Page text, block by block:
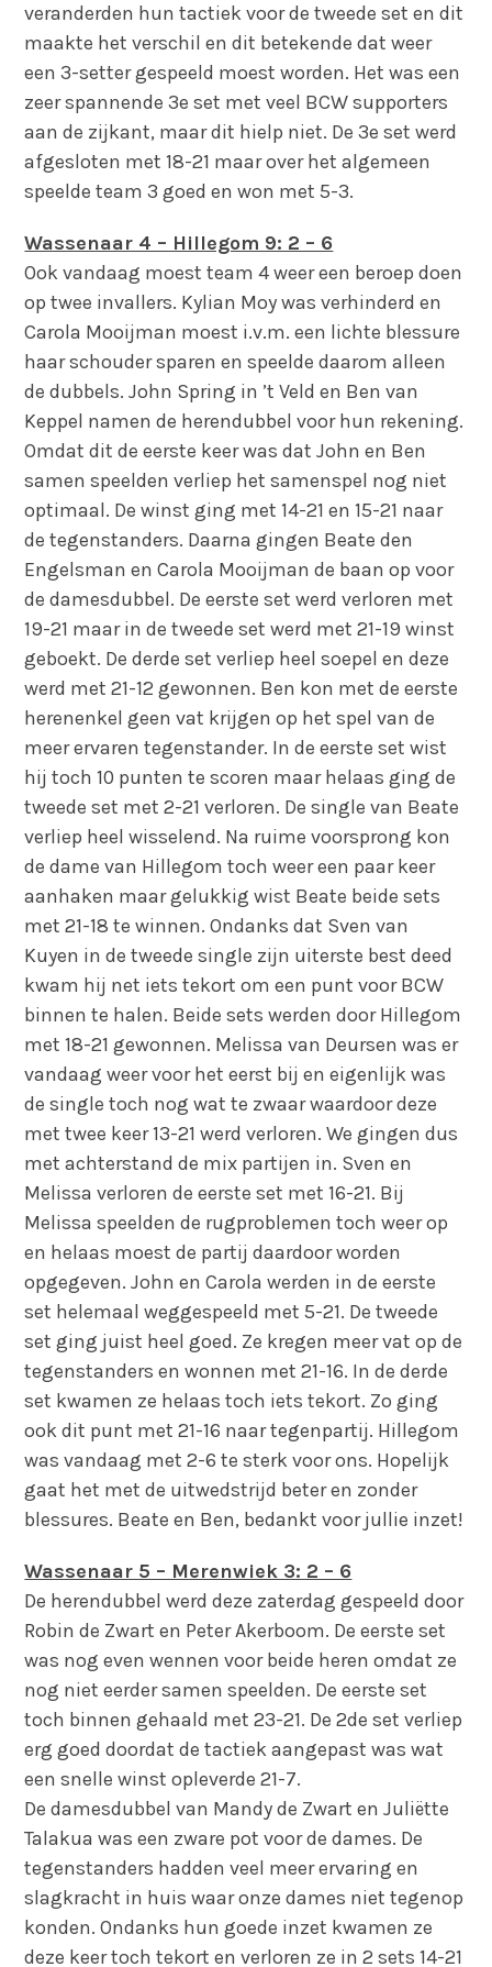
veranderden hun tactiek voor de tweede set en dit
maakte het verschil en dit betekende dat weer
een 3-setter gespeeld moest worden. Het was een
zeer spannende 3e set met veel BCW supporters
aan de zijkant, maar dit hielp niet. De 3e set werd
afgesloten met 18-21 maar over het algemeen
speelde team 3 goed en won met 5-3.
Wassenaar 4 – Hillegom 9: 2 – 6
Ook vandaag moest team 4 weer een beroep doen
op twee invallers. Kylian Moy was verhinderd en
Carola Mooijman moest i.v.m. een lichte blessure
haar schouder sparen en speelde daarom alleen
de dubbels. John Spring in ’t Veld en Ben van
Keppel namen de herendubbel voor hun rekening.
Omdat dit de eerste keer was dat John en Ben
samen speelden verliep het samenspel nog niet
optimaal. De winst ging met 14-21 en 15-21 naar
de tegenstanders. Daarna gingen Beate den
Engelsman en Carola Mooijman de baan op voor
de damesdubbel. De eerste set werd verloren met
19-21 maar in de tweede set werd met 21-19 winst
geboekt. De derde set verliep heel soepel en deze
werd met 21-12 gewonnen. Ben kon met de eerste
herenenkel geen vat krijgen op het spel van de
meer ervaren tegenstander. In de eerste set wist
hij toch 10 punten te scoren maar helaas ging de
tweede set met 2-21 verloren. De single van Beate
verliep heel wisselend. Na ruime voorsprong kon
de dame van Hillegom toch weer een paar keer
aanhaken maar gelukkig wist Beate beide sets
met 21-18 te winnen. Ondanks dat Sven van
Kuyen in de tweede single zijn uiterste best deed
kwam hij net iets tekort om een punt voor BCW
binnen te halen. Beide sets werden door Hillegom
met 18-21 gewonnen. Melissa van Deursen was er
vandaag weer voor het eerst bij en eigenlijk was
de single toch nog wat te zwaar waardoor deze
met twee keer 13-21 werd verloren. We gingen dus
met achterstand de mix partijen in. Sven en
Melissa verloren de eerste set met 16-21. Bij
Melissa speelden de rugproblemen toch weer op
en helaas moest de partij daardoor worden
opgegeven. John en Carola werden in de eerste
set helemaal weggespeeld met 5-21. De tweede
set ging juist heel goed. Ze kregen meer vat op de
tegenstanders en wonnen met 21-16. In de derde
set kwamen ze helaas toch iets tekort. Zo ging
ook dit punt met 21-16 naar tegenpartij. Hillegom
was vandaag met 2-6 te sterk voor ons. Hopelijk
gaat het met de uitwedstrijd beter en zonder
blessures. Beate en Ben, bedankt voor jullie inzet!
Wassenaar 5 – Merenwiek 3: 2 – 6
De herendubbel werd deze zaterdag gespeeld door
Robin de Zwart en Peter Akerboom. De eerste set
was nog even wennen voor beide heren omdat ze
nog niet eerder samen speelden. De eerste set
toch binnen gehaald met 23-21. De 2de set verliep
erg goed doordat de tactiek aangepast was wat
een snelle winst opleverde 21-7.
De damesdubbel van Mandy de Zwart en Juliëtte
Talakua was een zware pot voor de dames. De
tegenstanders hadden veel meer ervaring en
slagkracht in huis waar onze dames niet tegenop
konden. Ondanks hun goede inzet kwamen ze
deze keer toch tekort en verloren ze in 2 sets 14-21